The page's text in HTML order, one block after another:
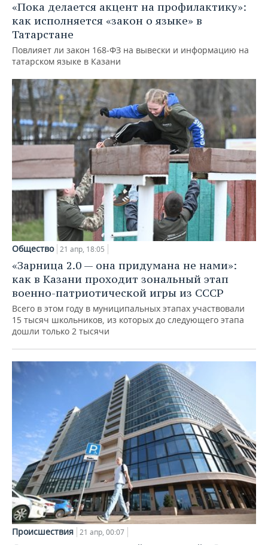
«Пока делается акцент на профилактику»:
как исполняется «закон о языке» в
Татарстане
Повлияет ли закон 168-ФЗ на вывески и информацию на
татарском языке в Казани
Общество 21 апр, 18:05
«Зарница 2.0 — она придумана не нами»:
как в Казани проходит зональный этап
военно-патриотической игры из СССР
Всего в этом году в муниципальных этапах участвовали
15 тысяч школьников, из которых до следующего этапа
дошли только 2 тысячи
Происшествия 21 апр, 00:07